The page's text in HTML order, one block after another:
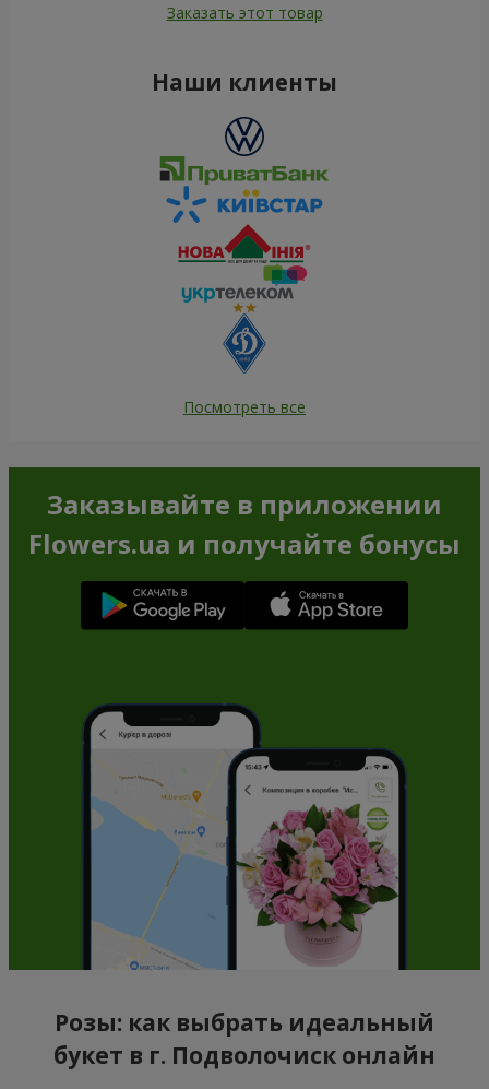
Заказать этот товар
Наши клиенты
Посмотреть все
Заказывайте в приложении
Flowers.ua и получайте бонусы
Розы: как выбрать идеальный
букет в г. Подволочиск онлайн